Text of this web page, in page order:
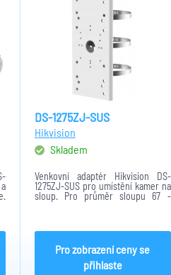
DS-1275ZJ-SUS
Hikvision
Skladem
Venkovní adaptér Hikvision DS-
1275ZJ-SUS pro umístění kamer na
sloup. Pro průměr sloupu 67 -
127mm, nerezová ocel, bílé
adaptéru jsou...
Pro zobrazení ceny se
přihlaste